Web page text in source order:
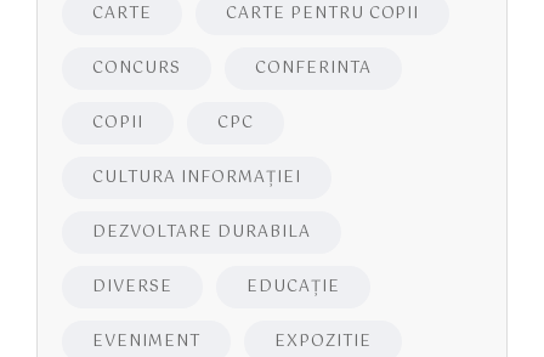
CARTE CARTE PENTRU COPII
CONCURS CONFERINTA
COPII CPC
CULTURA INFORMAŢIEI
DEZVOLTARE DURABILA
DIVERSE EDUCAŢIE
EVENIMENT EXPOZITIE